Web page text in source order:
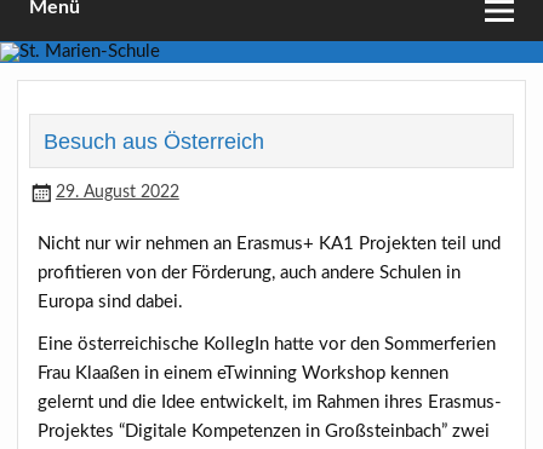
Menü
Besuch aus Österreich
29. August 2022
Nicht nur wir nehmen an Erasmus+ KA1 Projekten teil und
profitieren von der Förderung, auch andere Schulen in
Europa sind dabei.
Eine österreichische KollegIn hatte vor den Sommerferien
Frau Klaaßen in einem eTwinning Workshop kennen
gelernt und die Idee entwickelt, im Rahmen ihres Erasmus-
Projektes “Digitale Kompetenzen in Großsteinbach” zwei